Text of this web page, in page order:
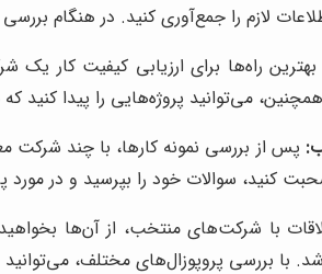
لازم را جمع‌آوری کنید. در هنگام
راه‌ها برای ارزیابی کیفیت کار
می‌توانید پروژه‌هایی را پیدا کنید
پس از بررسی نمونه کارها، با چند شرکت
کنید، سوالات خود را بپرسید و در
با شرکت‌های منتخب، از آن‌ها بخواهید
با بررسی پروپوزال‌های مختلف، می‌توانید